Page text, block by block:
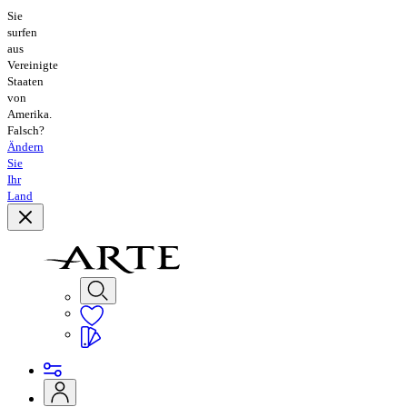
Sie
surfen
aus
Vereinigte
Staaten
von
Amerika.
Falsch?
Ändern
Sie
Ihr
Land